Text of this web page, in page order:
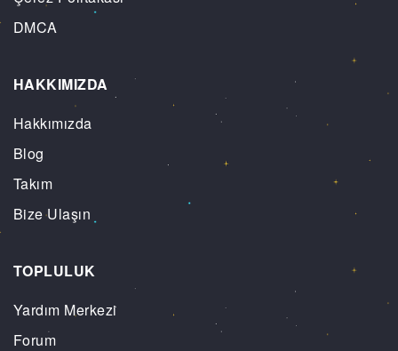
DMCA
HAKKIMIZDA
Hakkımızda
Blog
Takım
Bize Ulaşın
TOPLULUK
Yardım Merkezi
Forum